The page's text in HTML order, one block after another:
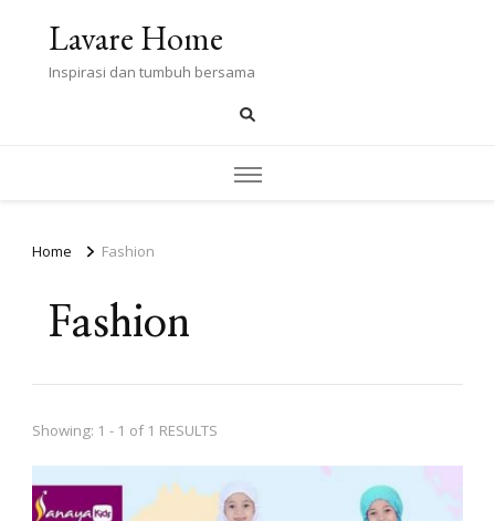
Lavare Home
Inspirasi dan tumbuh bersama
Home Fashion
Fashion
Showing: 1 - 1 of 1 RESULTS